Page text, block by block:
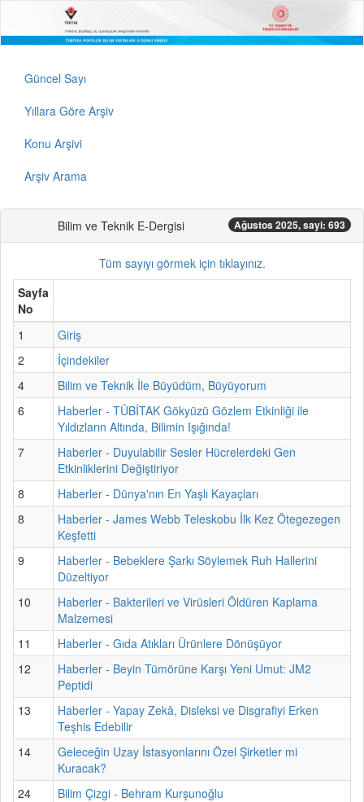
Güncel Sayı
Yıllara Göre Arşiv
Konu Arşivi
Arşiv Arama
Bilim ve Teknik E-Dergisi Ağustos 2025, sayi: 693
Tüm sayıyı görmek için tıklayınız.
Sayfa
No
1
Giriş
2
İçindekiler
4
Bilim ve Teknik İle Büyüdüm, Büyüyorum
6
Haberler - TÜBİTAK Gökyüzü Gözlem Etkinliği ile
Yıldızların Altında, Bilimin Işığında!
7
Haberler - Duyulabilir Sesler Hücrelerdeki Gen
Etkinliklerini Değiştiriyor
8
Haberler - Dünya'nın En Yaşlı Kayaçları
8
Haberler - James Webb Teleskobu İlk Kez Ötegezegen
Keşfetti
9
Haberler - Bebeklere Şarkı Söylemek Ruh Hallerini
Düzeltiyor
10
Haberler - Bakterileri ve Virüsleri Öldüren Kaplama
Malzemesi
11
Haberler - Gıda Atıkları Ürünlere Dönüşüyor
12
Haberler - Beyin Tümörüne Karşı Yeni Umut: JM2
Peptidi
13
Haberler - Yapay Zekâ, Disleksi ve Disgrafiyi Erken
Teşhis Edebilir
14
Geleceğin Uzay İstasyonlarını Özel Şirketler mi
Kuracak?
24
Bilim Çizgi - Behram Kurşunoğlu